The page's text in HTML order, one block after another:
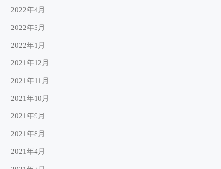
2022年4月
2022年3月
2022年1月
2021年12月
2021年11月
2021年10月
2021年9月
2021年8月
2021年4月